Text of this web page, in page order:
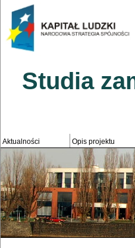
Studia
Aktualności Opis projektu